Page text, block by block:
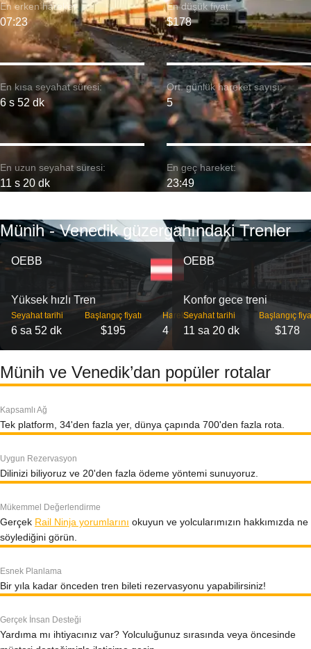
En kısa seyahat süresi:
6 s 52 dk
En erken hareket:
07:23
En uzun seyahat süresi:
11 s 20 dk
En düşük fiyat:
$178
Ort. günlük hareket sayısı:
5
En geç hareket:
23:49
Münih - Venedik güzergahındaki Trenler
OEBB
Yüksek hızlı Tren
Seyahat tarihi
6 sa 52 dk
Başlangıç ​​fiyatı
$195
Hareket
4
OEBB
Konfor gece treni
Seyahat tarihi
11 sa 20 dk
Başlangıç
$178
Münih ve Venedik’dan popüler rotalar
Kapsamlı Ağ
Tek platform, 34'den fazla yer, dünya çapında 700'den fazla rota.
Uygun Rezervasyon
Dilinizi biliyoruz ve 20'den fazla ödeme yöntemi sunuyoruz.
Mükemmel Değerlendirme
Gerçek Rail Ninja yorumlarını okuyun ve yolcularımızın hakkımızda ne
söylediğini görün.
Esnek Planlama
Bir yıla kadar önceden tren bileti rezervasyonu yapabilirsiniz!
Gerçek İnsan Desteği
Yardıma mı ihtiyacınız var? Yolculuğunuz sırasında veya öncesinde